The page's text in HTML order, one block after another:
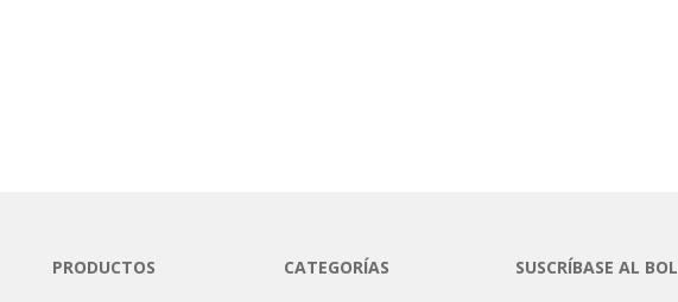
SUSCRÍBASE AL
PRODUCTOS CATEGORÍAS